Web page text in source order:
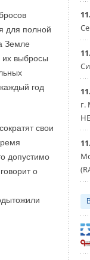
для полной
Земле
их выбросы
год
свои
допустимо
о
г.
система
ГК
отключены
отключены